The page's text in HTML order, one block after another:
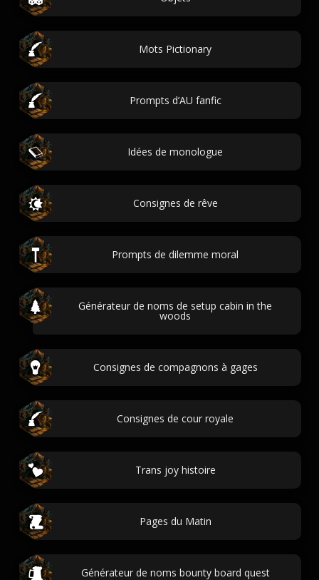
Mots Pictionary
Prompts d’AU fanfic
Idées de monologue
Consignes de rêve
Prompts de dilemme moral
Générateur de noms de setup cabin in the
woods
Consignes de compagnons à gages
Consignes de cour royale
Trans joy histoire
Pages du Matin
Générateur de noms bounty board quest